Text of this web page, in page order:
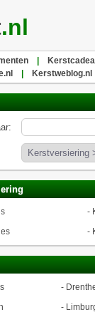
.nl
Kerstweblog.nl
-
-
-
-